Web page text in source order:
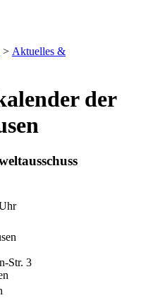
> Aktuelles &
der
Str. 3